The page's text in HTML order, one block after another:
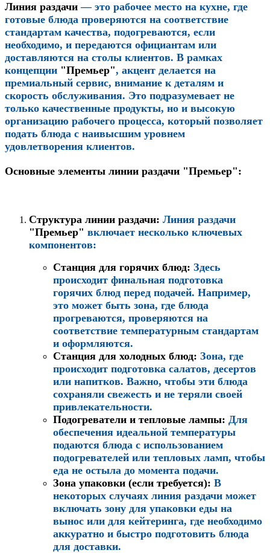
Линия раздачи— это рабочее место на кухне, где
готовые блюда проверяются на соответствие
стандартам качества, подогреваются, если
необходимо, и передаются официантам или
доставляются на столы клиентов. В рамках
концепции "Премьер", акцент делается на
премиальный сервис, внимание к деталям и
скорость обслуживания. Это подразумевает не
только качественные продукты, но и высокую
организацию рабочего процесса, который позволяет
подать блюда с наивысшим уровнем
удовлетворения клиентов.
Основные элементы линии раздачи "Премьер":
Структура линии раздачи: Линия раздачи
"Премьер" включает несколько ключевых
компонентов:
Станция для горячих блюд: Здесь
происходит финальная подготовка
горячих блюд перед подачей. Например,
это может быть зона, где блюда
прогреваются, проверяются на
соответствие температурным стандартам
и оформляются.
Станция для холодных блюд: Зона, где
происходит подготовка салатов, десертов
или напитков. Важно, чтобы эти блюда
сохраняли свежесть и не теряли своей
привлекательности.
Подогреватели и тепловые лампы: Для
обеспечения идеальной температуры
подаются блюда с использованием
подогревателей или тепловых ламп, чтобы
еда не остыла до момента подачи.
Зона упаковки (если требуется): В
некоторых случаях линия раздачи может
включать зону для упаковки еды на
вынос или для кейтеринга, где необходимо
аккуратно и быстро подготовить блюда
для доставки.